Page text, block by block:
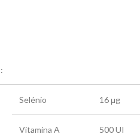
Selénio 16 μg
Vitamina A 500 UI